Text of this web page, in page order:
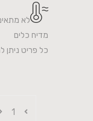
לא
מדיח כלים
כל פריט ניתן